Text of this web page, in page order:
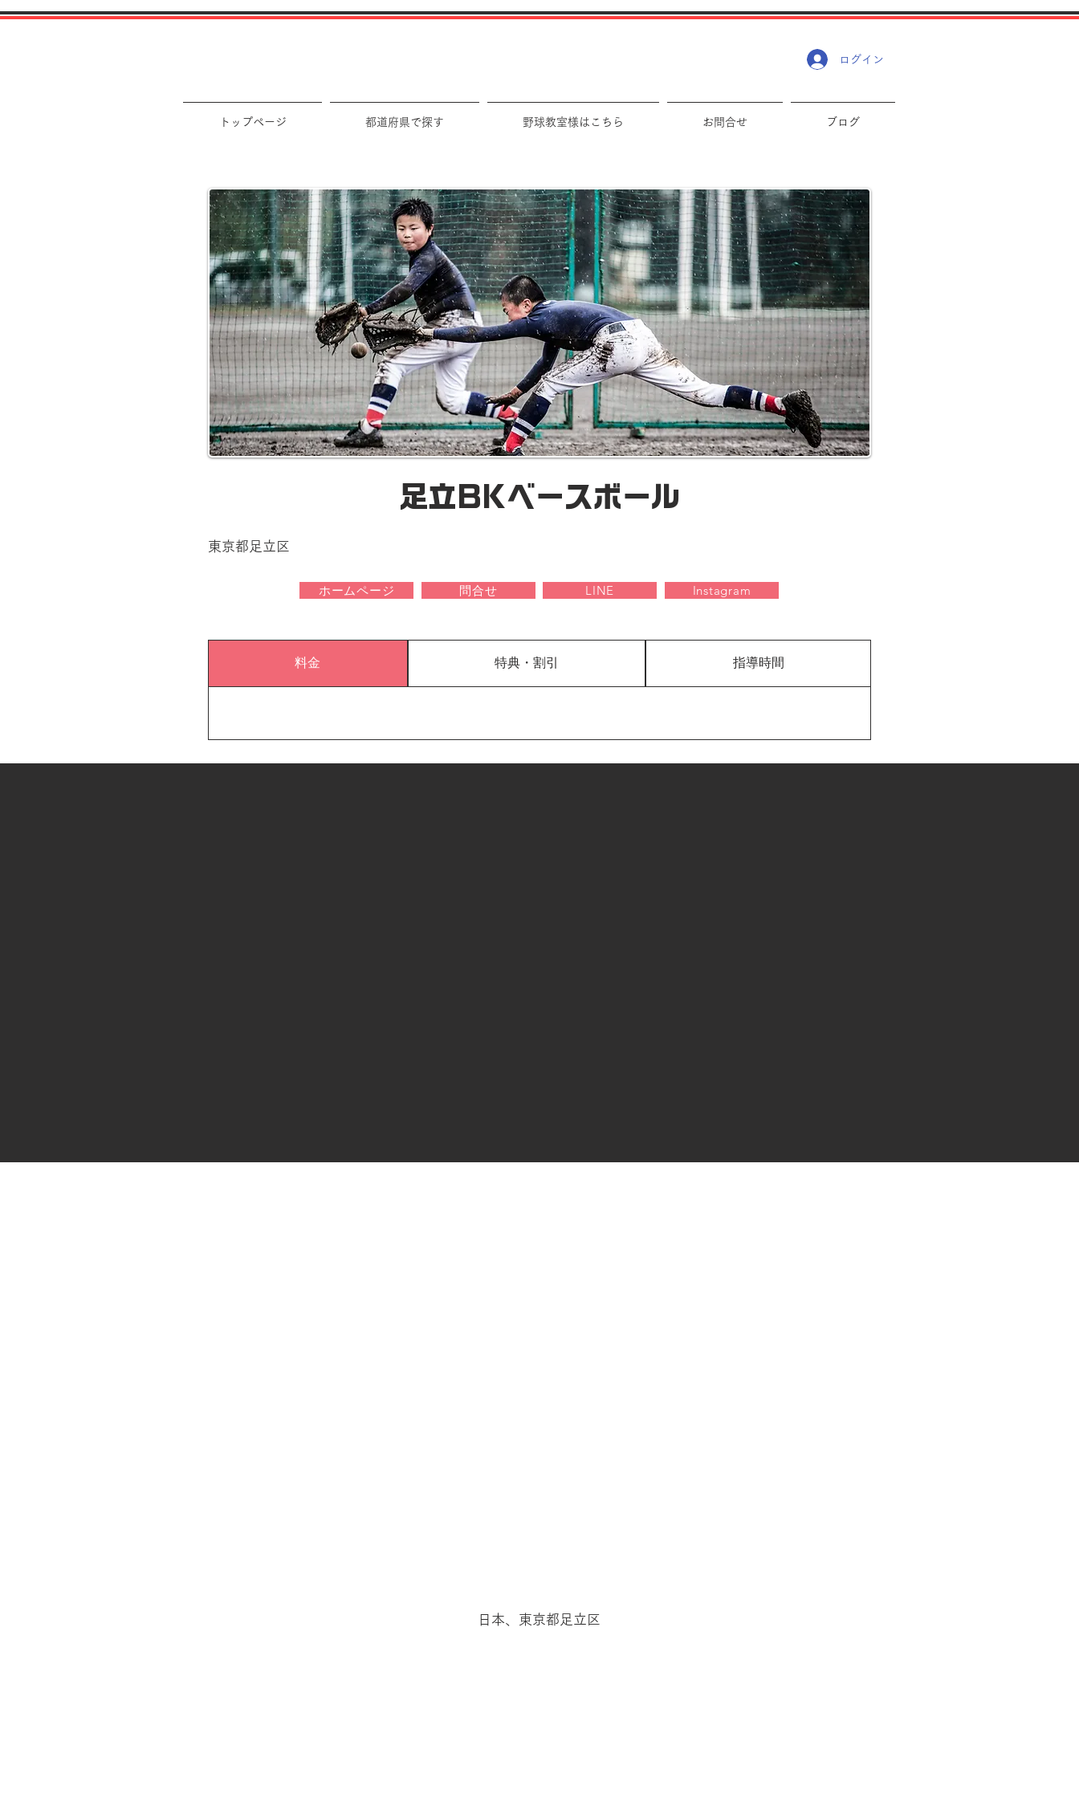
ログイン
トップページ 都道府県で探す 野球教室様はこちら お問合せ ブログ
足立BKベースボール
東京都足立区
ホームページ 問合せ LINE Instagram
料金 特典・割引 指導時間
日本、東京都足立区